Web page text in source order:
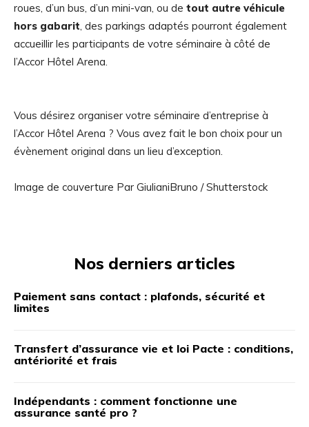
roues, d’un bus, d’un mini-van, ou de tout autre véhicule
hors gabarit, des parkings adaptés pourront également
accueillir les participants de votre séminaire à côté de
l’Accor Hôtel Arena.
Vous désirez organiser votre séminaire d’entreprise à
l’Accor Hôtel Arena ? Vous avez fait le bon choix pour un
évènement original dans un lieu d’exception.
Image de couverture Par GiulianiBruno / Shutterstock
Nos derniers articles
Paiement sans contact : plafonds, sécurité et
limites
Transfert d’assurance vie et loi Pacte : conditions,
antériorité et frais
Indépendants : comment fonctionne une
assurance santé pro ?